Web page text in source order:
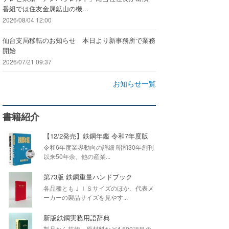
番組では住友金属鉱山の機...
2026/08/04 12:00
仙台支局移転のお知らせ 本日より新事務所で業務
開始
2026/07/21 09:37
お知らせ一覧
書籍紹介
【12/2発売】鉄鋼年鑑 令和7年度版
令和6年度業界動向の詳細 昭和30年創刊
以来50年余、他の産業...
第73版 鉄鋼重量ハンドブック
各品種ともＪＩＳサイズのほか、代表メ
ーカーの製品サイズを見やす...
新版鉄鋼実務用語辞典